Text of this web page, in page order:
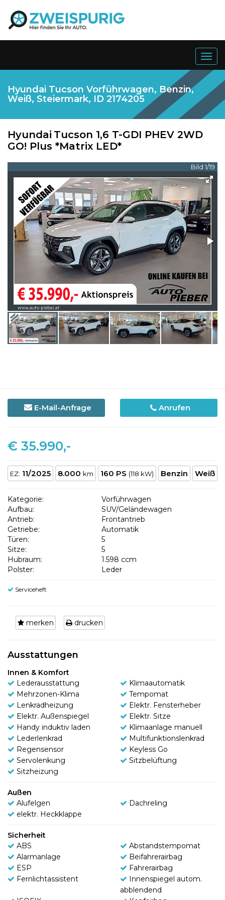
Hyundai Tucson Vorführwagen, Benzin,
Weiß, Steiermark, ID 2174205
Hyundai Tucson 1,6 T-GDI PHEV 2WD
GO! Plus *Matrix LED*
Bild 1/19
E-Mail-Anfrage Anrufen
€ 35.990,-
EZ: 11/2025 8.000 km 160 PS (118 kW) Benzin Weiß
Kategorie:
Vorführwagen
Aufbau:
SUV/Geländewagen
Antrieb:
Frontantrieb
Getriebe:
Automatik
Türen:
5
Sitze:
5
Hubraum:
1.598 ccm
Polster:
Leder
Serviceheft
merken drucken
Ausstattungen
Innen & Komfort
Lederausstattung
Klimaautomatik
Mehrzonen-Klima
Tempomat
Lenkradheizung
Elektr. Fensterheber
Elektr. Außenspiegel
Elektr. Sitze
Handy induktiv laden
Klimaanlage manuell
Lederlenkrad
Multifunktionslenkrad
Regensensor
Keyless Go
Servolenkung
Sitzbelüftung
Sitzheizung
Außen
Alufelgen
Dachreling
elektr. Heckklappe
Sicherheit
ABS
Abstandstempomat
Alarmanlage
Beifahrerairbag
ESP
Fahrerairbag
Fernlichtassistent
Innenspiegel autom.
abblendend